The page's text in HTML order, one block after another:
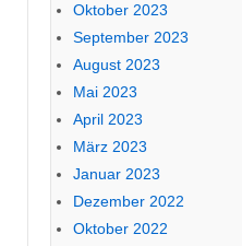
Oktober 2023
September 2023
August 2023
Mai 2023
April 2023
März 2023
Januar 2023
Dezember 2022
Oktober 2022